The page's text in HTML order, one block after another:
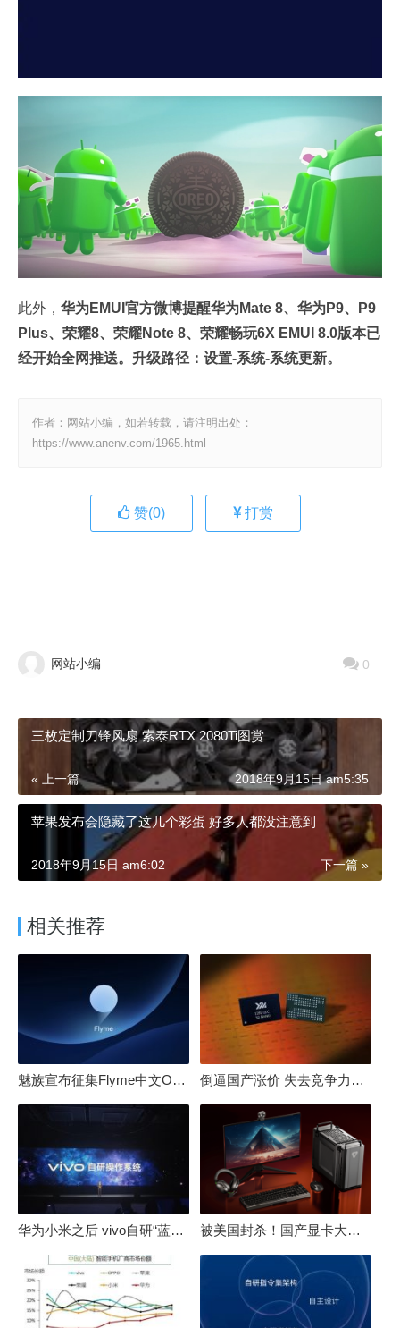
此外， 华为EMUI官方微博提醒华为Mate 8、华为P9、P9
Plus、荣耀8、荣耀Note 8、荣耀畅玩6X EMUI 8.0版本已
经开始全网推送。升级路径：设置-系统-系统更新。
作者：网站小编，如若转载，请注明出处：
https://www.anenv.com/1965.html
赞(0) 打赏
网站小编 0
三枚定制刀锋风扇 索泰RTX 2080Ti图赏
« 上一篇 2018年9月15日 am5:35
苹果发布会隐藏了这几个彩蛋 好多人都没注意到
下一篇 »
2018年9月15日 am6:02
相关推荐
魅族宣布征集Flyme中文OS名：要像鸿蒙、澎湃一样响亮 倒逼国产涨价 失去竞争力！三星要减产50%：SSD必须涨价
华为小米之后 vivo自研“蓝河”操作系统重磅发布 被美国封杀！国产显卡大厂：中国GPU不存在至暗时刻